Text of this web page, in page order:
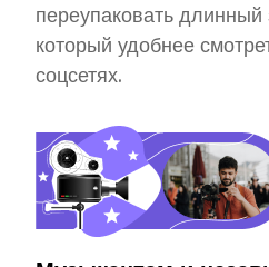
переупаковать
который удобнее
соцсетях.